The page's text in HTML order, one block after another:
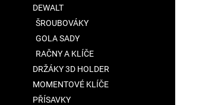
DEWALT
ŠROUBOVÁKY
GOLA SADY
RAČNY A KLÍČE
DRŽÁKY 3D HOLDER
MOMENTOVÉ KLÍČE
PŘÍSAVKY